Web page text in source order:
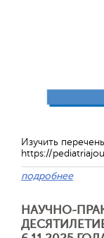
Изучить
https://
подробнее
НАУЧНО-